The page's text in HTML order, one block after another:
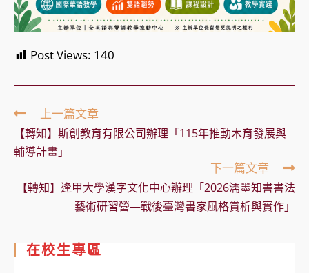
Post Views: 140
Read
more
articles
上一篇文章
【轉知】斯創教育有限公司辦理「115年推動木育發展與
輔導計畫」
下一篇文章
【轉知】逢甲大學漢字文化中心辦理「2026濡墨知書書法
藝術研習營—戰後臺灣書家風格賞析與實作」
在校生專區